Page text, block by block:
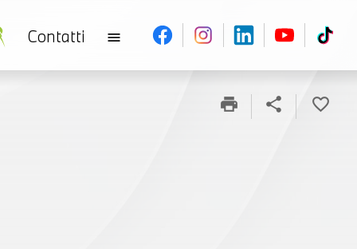
Contatti menu
print share favorite_border